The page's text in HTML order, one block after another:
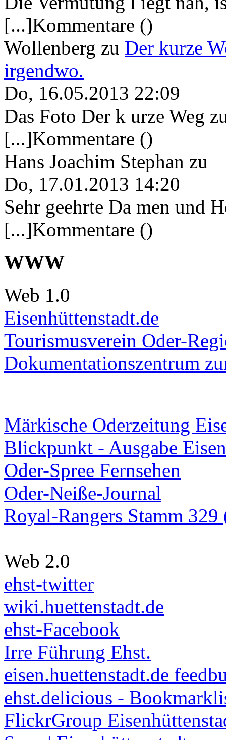
[...]Kommentare ()
Wollenberg zu Der kurze
irgendwo.
Do, 16.05.2013 22:09
Das Foto Der k urze Weg
[...]Kommentare ()
Hans Joachim Stephan zu
Do, 17.01.2013 14:20
Sehr geehrte Da men und
[...]Kommentare ()
WWW
Web 1.0
Eisenhüttenstadt.de
Tourismusverein Oder-
Dokumentationszentrum
Märkische Oderzeitung
Blickpunkt - Ausgabe
Oder-Spree Fernsehen
Oder-Neiße-Journal
Royal-Rangers Stamm
Web 2.0
ehst-twitter
wiki.huettenstadt.de
ehst-Facebook
Irre Führung Ehst.
eisen.huettenstadt.de
ehst.delicious -
FlickrGroup